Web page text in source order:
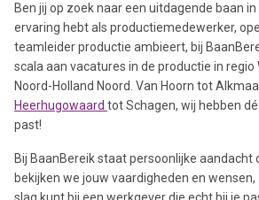
Ben jij op zoek naar een uitdagende baan
ervaring hebt als productiemedewerker,
teamleider productie ambieert, bij
scala aan vacatures in de productie in regio
Noord-Holland Noord. Van Hoorn tot
Heerhugowaard tot Schagen, wij hebben
past!
Bij BaanBereik staat persoonlijke aandacht
bekijken we jouw vaardigheden en